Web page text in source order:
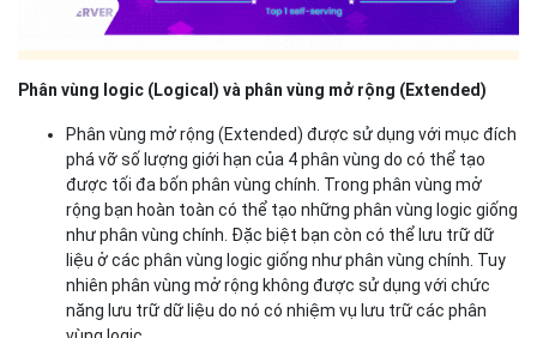
Phân vùng logic (Logical) và phân vùng mở rộng (Extended)
Phân vùng mở rộng (Extended) được sử dụng với mục đích
phá vỡ số lượng giới hạn của 4 phân vùng do có thể tạo
được tối đa bốn phân vùng chính. Trong phân vùng mở
rộng bạn hoàn toàn có thể tạo những phân vùng logic giống
như phân vùng chính. Đặc biệt bạn còn có thể lưu trữ dữ
liệu ở các phân vùng logic giống như phân vùng chính. Tuy
nhiên phân vùng mở rộng không được sử dụng với chức
năng lưu trữ dữ liệu do nó có nhiệm vụ lưu trữ các phân